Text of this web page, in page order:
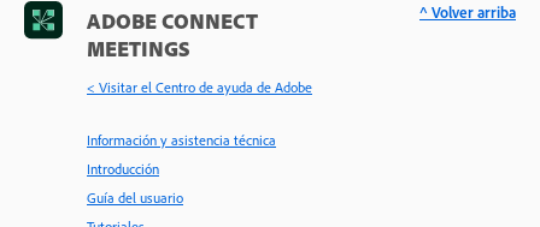
ADOBE CONNECT
MEETINGS
< Visitar el Centro de ayuda de Adobe
Información y asistencia técnica
Introducción
Guía del usuario
^ Volver arriba